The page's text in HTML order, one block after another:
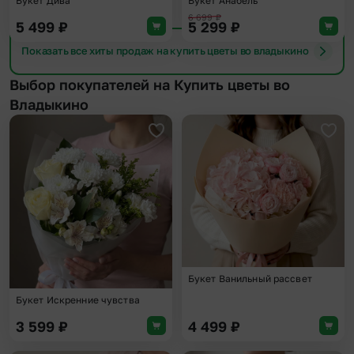
5 499 ₽
6 699₽
5 299 ₽
Показать все хиты продаж на купить цветы во владыкино
Выбор покупателей на Купить цветы во
Владыкино
Добавить в избранное
Букет Искренние чувства
3 599 ₽
Букет Ванильный рассвет
4 499 ₽